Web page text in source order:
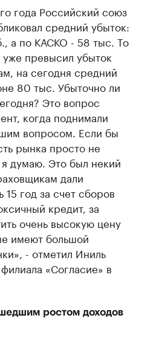
года Российский союз
средний убыток:
а по КАСКО - 58 тыс. То
превысил убыток
на сегодня средний
80 тыс. Убыточно ли
Это вопрос
когда поднимали
вопросом. Если бы
рынка просто не
думаю. Это был некий
дали
15 год за счет сборов
кредит, за
очень высокую цену
имеют большой
- отметил Иниль
«Согласие» в
ростом доходов